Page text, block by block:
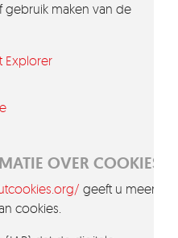
gebruik maken van de
Explorer
OVER COOKIES
geeft u meer
cookies.